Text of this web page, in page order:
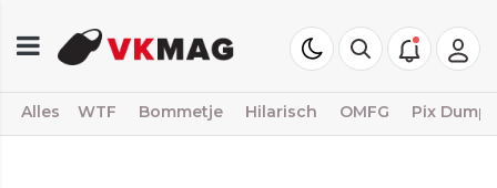
Alles WTF Bommetje Hilarisch OMFG Pix Dump